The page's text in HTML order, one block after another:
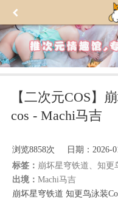
【二次元COS】
cos - Machi马吉
浏览8858次 日期：2026-
标签： 崩坏星穹铁道、知更
出境： Machi马吉
崩坏星穹铁道 知更鸟泳装